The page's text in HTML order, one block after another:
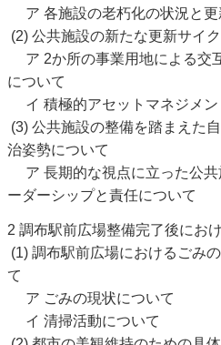
ア 各施設の老朽化の状況と更
(2) 公共施設の新たな更新サイ
ア 2か所の事業用地による交
について
イ 積極的アセットマネジメン
(3) 公共施設の整備を踏まえた
治姿勢について
ア 長期的な視点に立った公共
ーダーシップと責任について
2 調布駅前広場整備完了後にお
(1) 調布駅前広場におけるごみ
て
ア ごみの現状について
イ 清掃活動について